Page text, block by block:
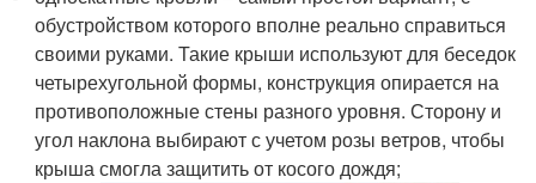
обустройством которого вполне реально справиться
своими руками. Такие крыши используют для беседок
четырехугольной формы, конструкция опирается на
противоположные стены разного уровня. Сторону и
угол наклона выбирают с учетом розы ветров, чтобы
крыша смогла защитить от косого дождя;